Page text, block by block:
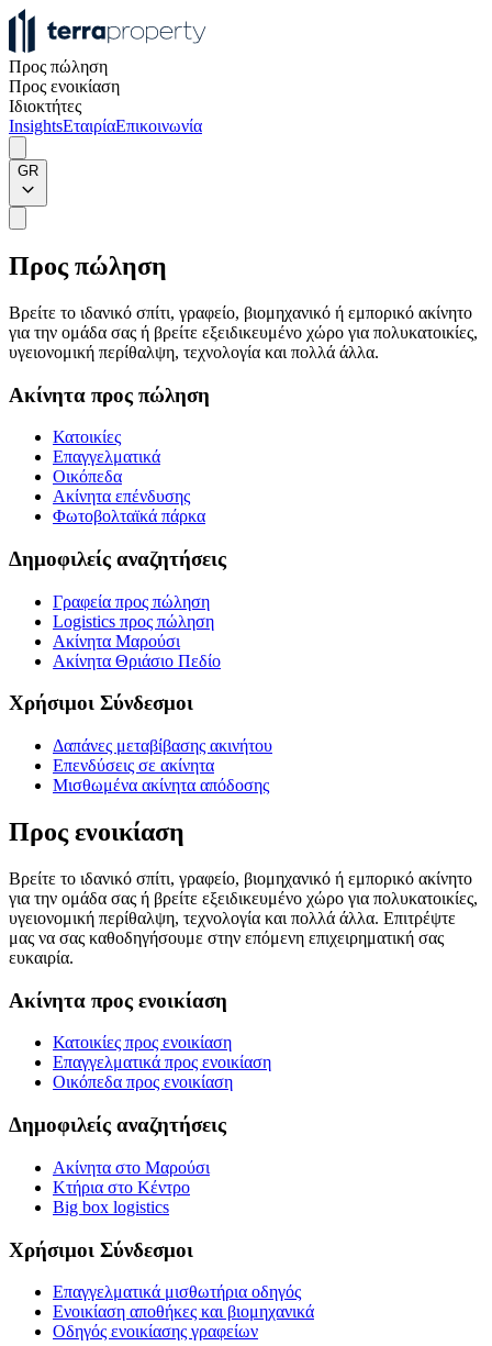
Προς πώληση
Προς ενοικίαση
Ιδιοκτήτες
InsightsΕταιρίαΕπικοινωνία
GR
Προς πώληση
Βρείτε το ιδανικό σπίτι, γραφείο, βιομηχανικό ή εμπορικό ακίνητο
για την ομάδα σας ή βρείτε εξειδικευμένο χώρο για πολυκατοικίες,
υγειονομική περίθαλψη, τεχνολογία και πολλά άλλα.
Ακίνητα προς πώληση
Κατοικίες
Επαγγελματικά
Οικόπεδα
Ακίνητα επένδυσης
Φωτοβολταϊκά πάρκα
Δημοφιλείς αναζητήσεις
Γραφεία προς πώληση
Logistics προς πώληση
Ακίνητα Μαρούσι
Ακίνητα Θριάσιο Πεδίο
Χρήσιμοι Σύνδεσμοι
Δαπάνες μεταβίβασης ακινήτου
Επενδύσεις σε ακίνητα
Μισθωμένα ακίνητα απόδοσης
Προς ενοικίαση
Βρείτε το ιδανικό σπίτι, γραφείο, βιομηχανικό ή εμπορικό ακίνητο
για την ομάδα σας ή βρείτε εξειδικευμένο χώρο για πολυκατοικίες,
υγειονομική περίθαλψη, τεχνολογία και πολλά άλλα. Επιτρέψτε
μας να σας καθοδηγήσουμε στην επόμενη επιχειρηματική σας
ευκαιρία.
Ακίνητα προς ενοικίαση
Κατοικίες προς ενοικίαση
Επαγγελματικά προς ενοικίαση
Οικόπεδα προς ενοικίαση
Δημοφιλείς αναζητήσεις
Ακίνητα στο Μαρούσι
Κτήρια στο Κέντρο
Big box logistics
Χρήσιμοι Σύνδεσμοι
Επαγγελματικά μισθωτήρια οδηγός
Ενοικίαση αποθήκες και βιομηχανικά
Οδηγός ενοικίασης γραφείων